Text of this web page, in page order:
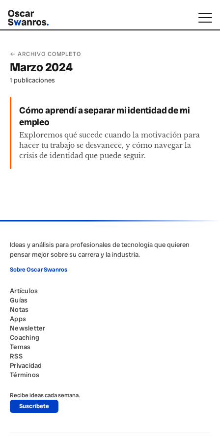
← ARCHIVO COMPLETO
Marzo 2024
1 publicaciones
Cómo aprendí a separar mi identidad de mi
empleo
Exploremos qué sucede cuando la motivación para
hacer tu trabajo se desvanece, y cómo navegar la
crisis de identidad que puede seguir.
Ideas y análisis para profesionales de tecnología que quieren
pensar mejor sobre su carrera y la industria.
Sobre Oscar Swanros
Artículos
Guías
Notas
Apps
Newsletter
Coaching
Temas
RSS
Privacidad
Términos
Recibe ideas cada semana.
Suscríbete